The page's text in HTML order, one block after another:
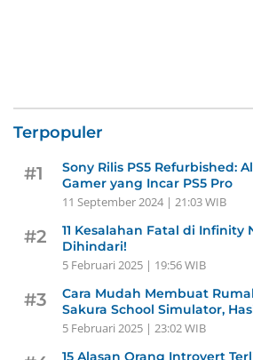
Terpopuler
#1
Sony Rilis PS5 Refurbished:
Gamer yang Incar PS5 Pro
11 September 2024 | 21:03 WIB
#2
11 Kesalahan Fatal di Infinity
Dihindari!
5 Februari 2025 | 19:56 WIB
#3
Cara Mudah Membuat
Sakura School Simulator,
5 Februari 2025 | 23:02 WIB
15 Alasan Orang Introvert